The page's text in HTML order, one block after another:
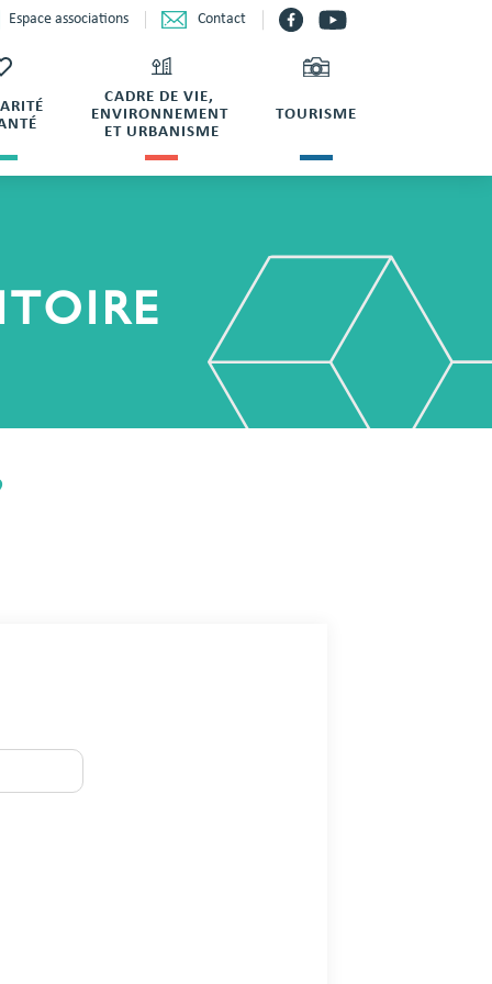
Espace associations Contact
CADRE DE VIE,
ENVIRONNEMENT
ET URBANISME
TOURISME